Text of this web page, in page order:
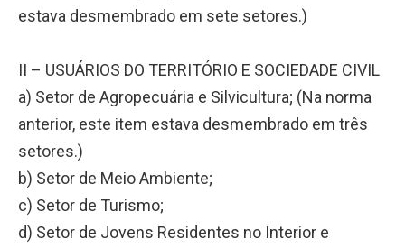
estava desmembrado em sete setores.)
II – USUÁRIOS DO TERRITÓRIO E SOCIEDADE CIVIL
a) Setor de Agropecuária e Silvicultura; (Na norma
anterior, este item estava desmembrado em três
setores.)
b) Setor de Meio Ambiente;
c) Setor de Turismo;
d) Setor de Jovens Residentes no Interior e